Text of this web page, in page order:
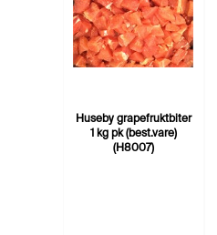
Huseby grapefruktbiter
1 kg pk (best.vare)
(H8007)